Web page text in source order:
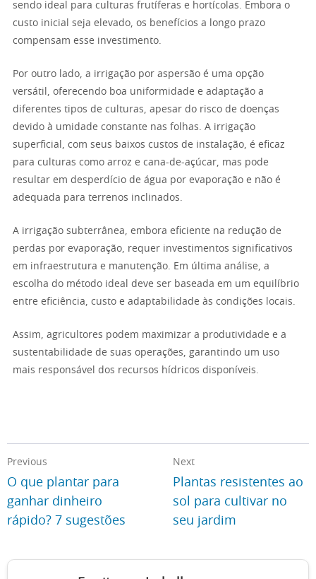
sendo ideal para culturas frutíferas e hortícolas. Embora o
custo inicial seja elevado, os benefícios a longo prazo
compensam esse investimento.
Por outro lado, a irrigação por aspersão é uma opção
versátil, oferecendo boa uniformidade e adaptação a
diferentes tipos de culturas, apesar do risco de doenças
devido à umidade constante nas folhas. A irrigação
superficial, com seus baixos custos de instalação, é eficaz
para culturas como arroz e cana-de-açúcar, mas pode
resultar em desperdício de água por evaporação e não é
adequada para terrenos inclinados.
A irrigação subterrânea, embora eficiente na redução de
perdas por evaporação, requer investimentos significativos
em infraestrutura e manutenção. Em última análise, a
escolha do método ideal deve ser baseada em um equilíbrio
entre eficiência, custo e adaptabilidade às condições locais.
Assim, agricultores podem maximizar a produtividade e a
sustentabilidade de suas operações, garantindo um uso
mais responsável dos recursos hídricos disponíveis.
Previous
O que plantar para
ganhar dinheiro
rápido? 7 sugestões
Next
Plantas resistentes ao
sol para cultivar no
seu jardim